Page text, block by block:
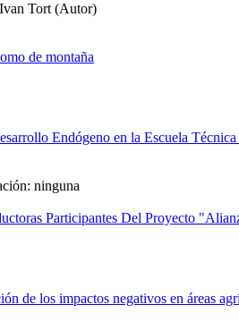
Ivan Tort (Autor)
de montaña
Endógeno en la Escuela
ninguna
Participantes Del Proyecto
de los impactos negativos en áreas